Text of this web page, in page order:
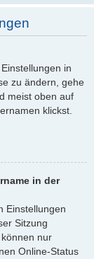
in
zu ändern, gehe
meist oben auf
klickst.
in der
Einstellungen
Sitzung
nur
Online-Status